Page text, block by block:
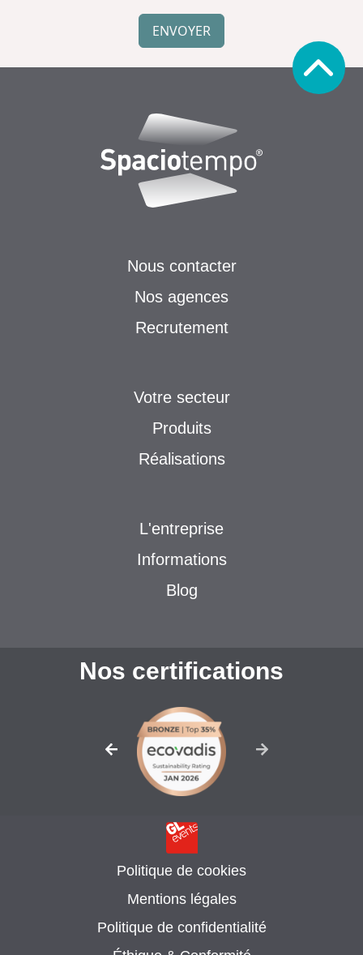
ENVOYER
Nous contacter
Nos agences
Recrutement
Votre secteur
Produits
Réalisations
L'entreprise
Informations
Blog
Nos certifications
Politique de cookies
Mentions légales
Politique de confidentialité